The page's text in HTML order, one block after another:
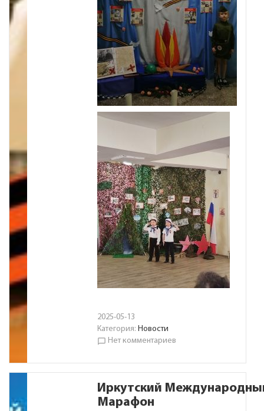
2025-05-13
Категория: Новости
chat_bubble_outline Нет комментариев
Иркутский
Марафон